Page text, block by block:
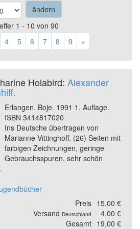
1 - 10 von 90
4 5 6 7 8 9 »
Holabird: Alexander
Erlangen. Boje. 1991 1. Auflage.
ISBN 3414817020
Ins Deutsche übertragen von
Marianne Vittinghoff. (26) Seiten mit
farbigen Zeichnungen, geringe
Gebrauchsspuren, sehr schön
Preis 15,00 €
Versand Deutschland
4,00 €
Gesamt 19,00 €